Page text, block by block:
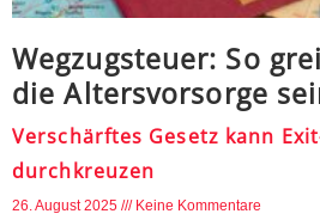
Wegzugsteuer: So
die Altersvorsorge
Verschärftes Gesetz kann
durchkreuzen
26. August 2025 Keine Kommentare